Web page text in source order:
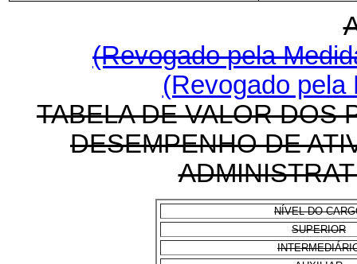
(Revogado pela
(Revogado pela
TABELA DE VALOR DOS
DESEMPENHO DE
NÍVEL DO
SUPERIOR